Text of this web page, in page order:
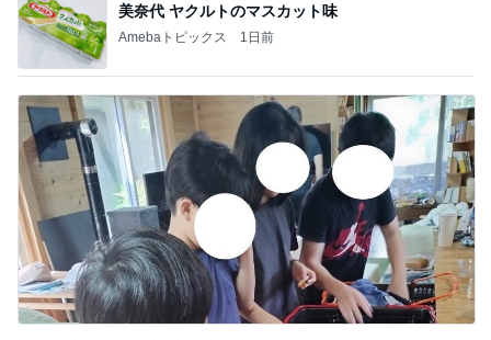
美奈代 ヤクルトのマスカット味
Amebaトピックス 1日前